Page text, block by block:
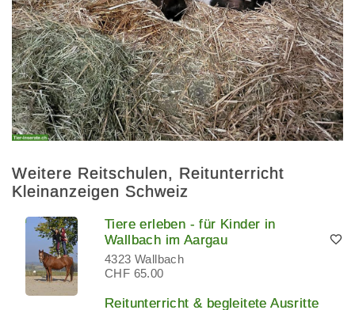
Weitere Reitschulen, Reitunterricht
Kleinanzeigen Schweiz
Tiere erleben - für Kinder in
Wallbach im Aargau
4323 Wallbach
CHF 65.00
Reitunterricht & begleitete Ausritte